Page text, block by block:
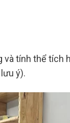
tính thể
ý).